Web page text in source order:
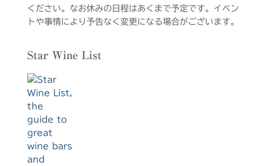
ください。なお休みの日程はあくまで予定です。イベン
トや事情により予告なく変更になる場合がございます。
Star Wine List